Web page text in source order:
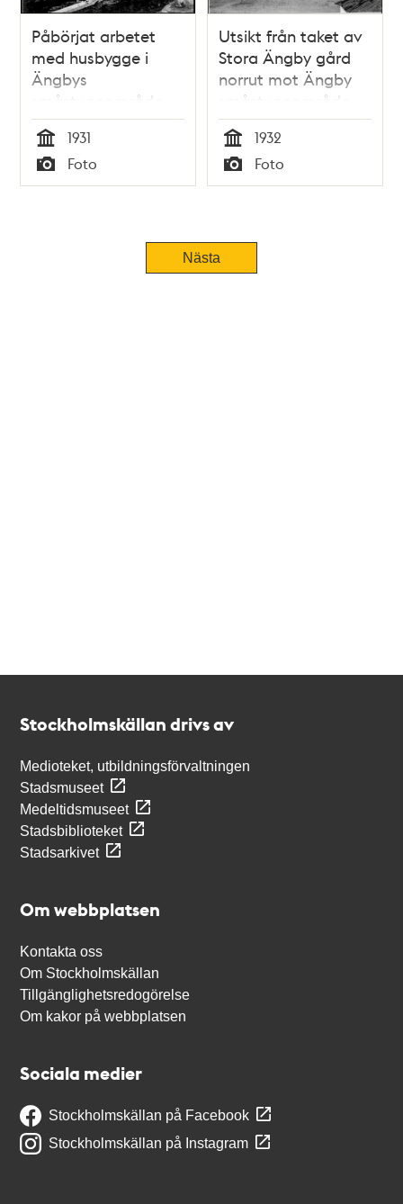
Påbörjat arbetet
med husbygge i
Ängbys
småstugeområde
Tid
1931
Typ
Foto
Utsikt från taket av
Stora Ängby gård
norrut mot Ängby
småstugeområde
och Beckomberga
sjukhus
Tid
1932
Typ
Foto
Nästa
Stockholmskällan drivs av
Medioteket, utbildningsförvaltningen
Stadsmuseet
Medeltidsmuseet
Stadsbiblioteket
Stadsarkivet
Om webbplatsen
Kontakta oss
Om Stockholmskällan
Tillgänglighetsredogörelse
Om kakor på webbplatsen
Sociala medier
Stockholmskällan på Facebook
Stockholmskällan på Instagram